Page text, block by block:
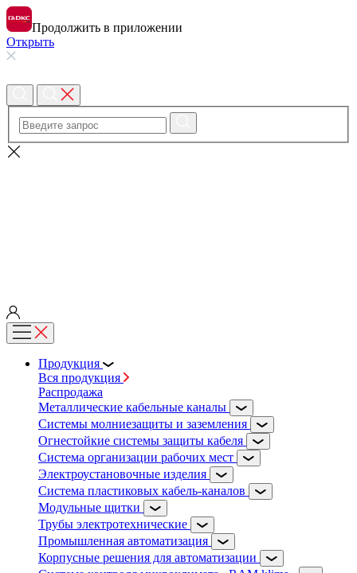
Продолжить в приложении
Открыть
Продукция
Вся продукция
Распродажа
Металлические кабельные каналы
Системы молниезащиты и заземления
Огнестойкие системы защиты кабеля
Система организации рабочих мест
Электроустановочные изделия
Система пластиковых кабель-каналов
Модульные щитки
Трубы электротехнические
Промышленная автоматизация
Корпусные решения для автоматизации